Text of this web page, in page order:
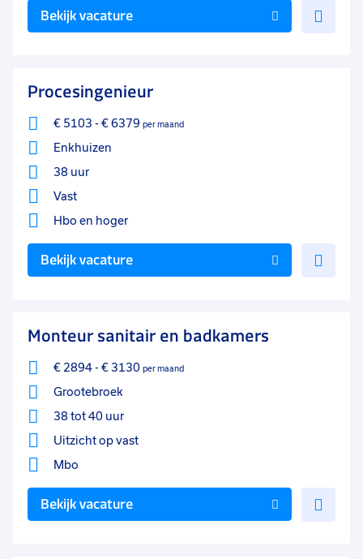
Bekijk vacature
Procesingenieur
€ 5103 - € 6379 per maand
Enkhuizen
38 uur
Vast
Hbo en hoger
Bekijk vacature
Monteur sanitair en badkamers
€ 2894- € 3130 per maand
Grootebroek
38 tot 40 uur
Uitzicht op vast
Mbo
Bekijk vacature